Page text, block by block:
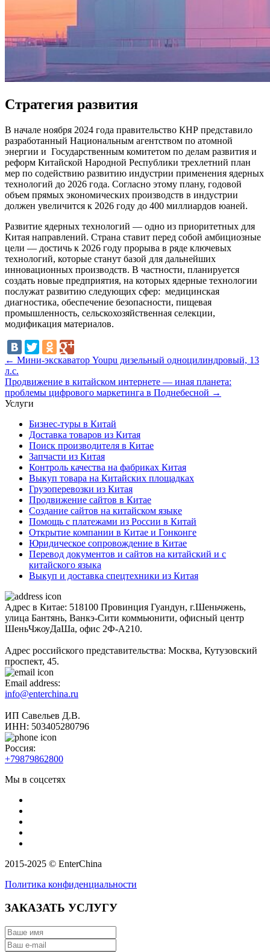
Стратегия развития
В начале ноября 2024 года правительство КНР представило
разработанный Национальным агентством по атомной
энергии и Государственным комитетом по делам развития и
реформ Китайской Народной Республики трехлетний план
мер по содействию развитию индустрии применения ядерных
технологий до 2026 года. Согласно этому плану, годовой
объем прямых экономических производств в индустрии
должен увеличится к 2026 году до 400 миллиардов юаней.
Развитие ядерных технологий — одно из приоритетных для
Китая направлений. Страна ставит перед собой амбициозные
цели — достичь к 2026 году прорыва в ряде ключевых
технологий, которые станут базой для дальнейших
инновационных производств. В частности, планируется
создать новые предприятия, на которых ядерные технологии
послужат развитию следующих сфер: медицинская
диагностика, обеспечение безопасности, пищевая
промышленность, сельскохозяйственная селекции,
модификация материалов.
← Мини-экскаватор Youpu дизельный одноцилиндровый, 13
л.с.
Продвижение в китайском интернете — иная планета:
проблемы цифрового маркетинга в Поднебесной →
Услуги
Бизнес-туры в Китай
Доставка товаров из Китая
Поиск производителя в Китае
Запчасти из Китая
Контроль качества на фабриках Китая
Выкуп товара на Китайских площадках
Грузоперевозки из Китая
Продвижение сайтов в Китае
Создание сайтов на китайском языке
Помощь с платежами из России в Китай
Открытие компании в Китае и Гонконге
Юридическое сопровождение в Китае
Перевод документов и сайтов на китайский и с
китайского языка
Выкуп и доставка спецтехники из Китая
Адрес в Китае: 518100 Провинция Гуандун, г.Шеньчжень,
улица Бантянь, Ванкэ-Сити коммьюнити, офисный центр
ШеньЧжоуДаШа, офис 2Ф-А210.
Адрес российского представительства: Москва, Кутузовский
проспект, 45.
Email address:
info@enterchina.ru
ИП Савельев Д.В.
ИНН: 503405280796
Россия:
+79879862800
Мы в соцсетях
2015-2025 © EnterChina
Политика конфиденциальности
ЗАКАЗАТЬ УСЛУГУ